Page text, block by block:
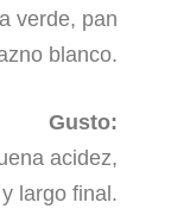
verde, pan
blanco.
Gusto:
acidez,
largo final.